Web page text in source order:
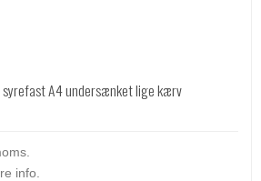
A4 undersænket lige kærv
info.